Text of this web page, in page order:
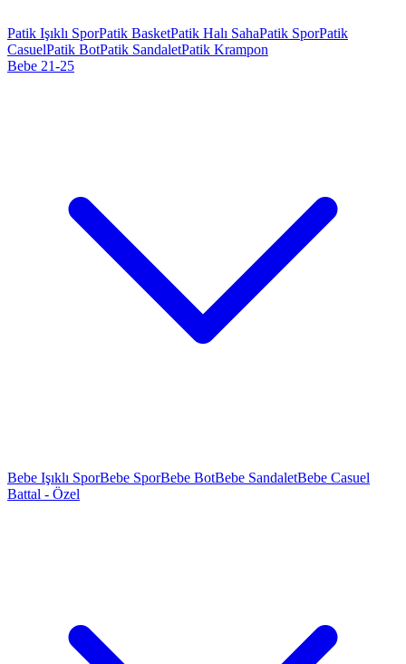
Patik Işıklı SporPatik BasketPatik Halı SahaPatik SporPatik
CasuelPatik BotPatik SandaletPatik Krampon
Bebe 21-25
Bebe Işıklı SporBebe SporBebe BotBebe SandaletBebe Casuel
Battal - Özel